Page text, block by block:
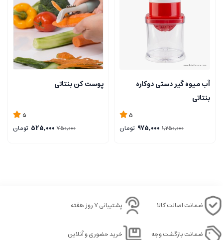
آب میوه گیر دستی دوکاره
بنتاتی
5
1,250,000
975,000 تومان
پوست کن بنتاتی
5
750,000
525,000 تومان
ضمانت اصالت کالا پشتیبانی ۷ روز هفته
ضمانت بازگشت وجه خرید حضوری و آنلاین